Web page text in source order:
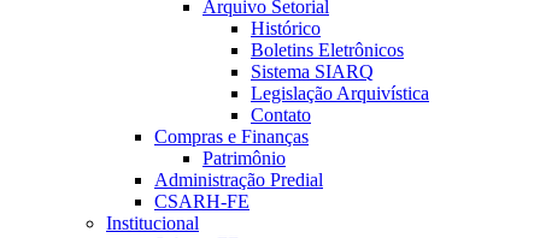
Arquivo Setorial
Histórico
Boletins Eletrônicos
Sistema SIARQ
Legislação Arquivística
Contato
Compras e Finanças
Patrimônio
Administração Predial
CSARH-FE
Institucional